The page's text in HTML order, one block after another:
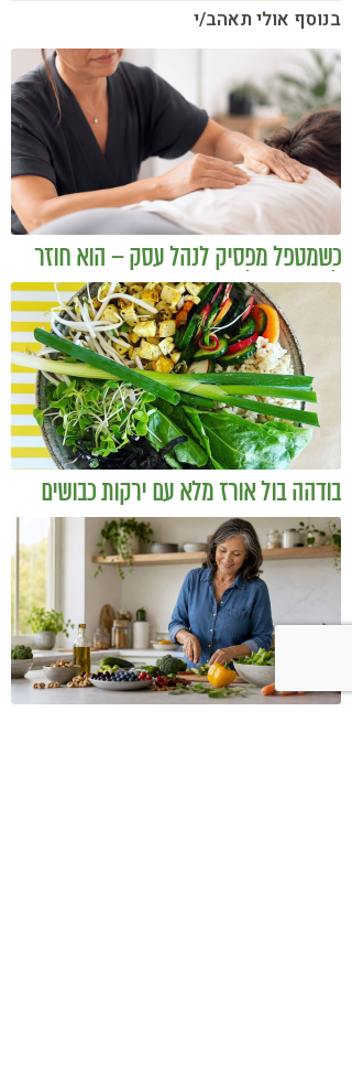
בנוסף אולי תאהב/י
כשמטפל מפסיק לנהל עסק – הוא חוזר
להיות מטפל
בודהה בול אורז מלא עם ירקות כבושים
ומקושקשת טופו